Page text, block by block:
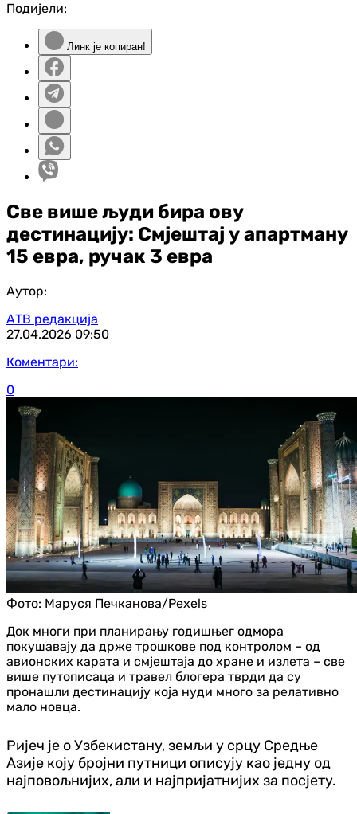
Подијели:
Линк је копиран!
Све више људи бира ову
дестинацију: Смјештај у апартману
15 евра, ручак 3 евра
Аутор:
АТВ редакција
27.04.2026 09:50
Коментари:
0
Фото: Маруся Печканова/Pexels
Док многи при планирању годишњег одмора
покушавају да држе трошкове под контролом – од
авионских карата и смјештаја до хране и излета – све
више путописаца и травел блогера тврди да су
пронашли дестинацију која нуди много за релативно
мало новца.
Ријеч је о Узбекистану, земљи у срцу Средње
Азије коју бројни путници описују као једну од
најповољнијих, али и најпријатнијих за посјету.